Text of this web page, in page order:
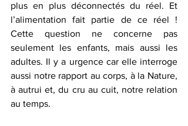
plus en plus déconnectés du réel. Et
l’alimentation fait partie de ce réel !
Cette question ne concerne pas
seulement les enfants, mais aussi les
adultes. Il y a urgence car elle interroge
aussi notre rapport au corps, à la Nature,
à autrui et, du cru au cuit, notre relation
au temps.